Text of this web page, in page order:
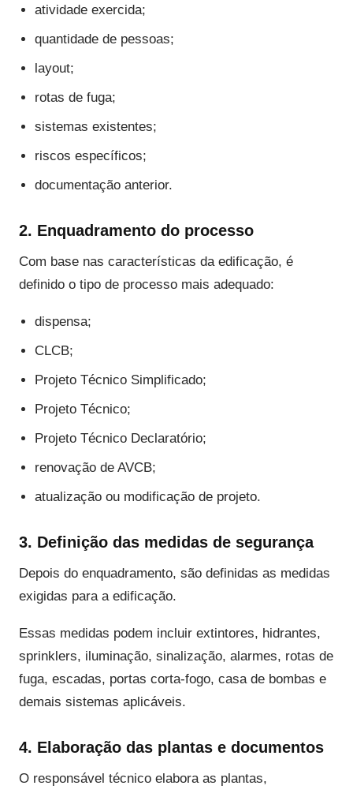
atividade exercida;
quantidade de pessoas;
layout;
rotas de fuga;
sistemas existentes;
riscos específicos;
documentação anterior.
2. Enquadramento do processo
Com base nas características da edificação, é
definido o tipo de processo mais adequado:
dispensa;
CLCB;
Projeto Técnico Simplificado;
Projeto Técnico;
Projeto Técnico Declaratório;
renovação de AVCB;
atualização ou modificação de projeto.
3. Definição das medidas de segurança
Depois do enquadramento, são definidas as medidas
exigidas para a edificação.
Essas medidas podem incluir extintores, hidrantes,
sprinklers, iluminação, sinalização, alarmes, rotas de
fuga, escadas, portas corta-fogo, casa de bombas e
demais sistemas aplicáveis.
4. Elaboração das plantas e documentos
O responsável técnico elabora as plantas,